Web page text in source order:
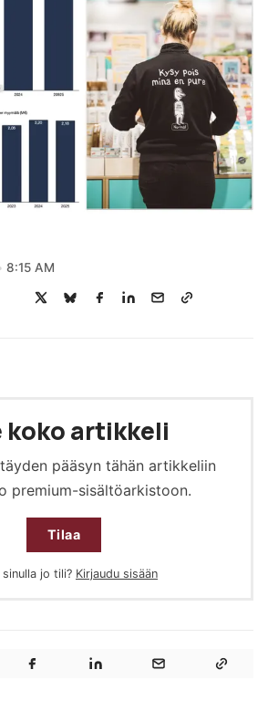
8:15 AM
koko artikkeli
pääsyn tähän artikkeliin
premium-sisältöarkistoon.
Tilaa
jo tili? Kirjaudu sisään